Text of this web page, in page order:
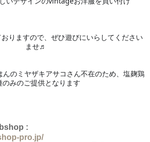
りますので、ぜひ遊びにいらしてください
ませ♬
のミヤザキアサコさん不在のため、塩麹鶏
のみのご提供となります
:
pro.jp/